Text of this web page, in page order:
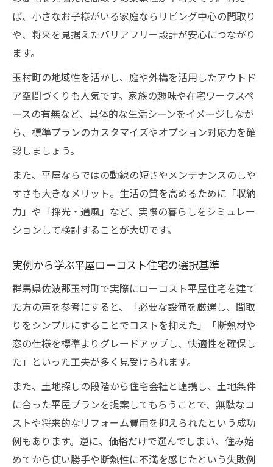
ば、小さなお子様がいる家庭ならリビング中心の間取り
や、将来を見据えたバリアフリー設計が安心につながり
ます。
玉村町の地域性を活かし、庭や外構を活用したアウトド
ア空間づくりも人気です。家族の趣味や在宅ワークスペ
ースの有無など、具体的な生活シーンをイメージしなが
ら、標準プランのカスタマイズやオプション対応力を確
認しましょう。
また、平屋ならではの動線の短さやメンテナンスのしや
すさも大きなメリット。生活の質を高めるために「収納
力」や「採光・通風」など、実際の暮らしをシミュレー
ションして検討することが大切です。
実例から学ぶ平屋ローコスト住宅の選択基準
群馬県佐波郡玉村町で実際にローコスト平屋住宅を建て
た方の声を参考にすると、「必要な設備を厳選し、間取
りをシンプルにすることでコストを抑えた」「断熱材や
窓の仕様を標準よりグレードアップし、快適性を確保し
た」といった工夫が多く見受けられます。
また、土地探しの段階から住宅会社と連携し、土地条件
に合った平屋プランを提案してもらうことで、無駄なコ
ストや将来的なリフォーム費用を抑えられたという成功
例もあります。逆に、価格だけで選んでしまい、住み始
めてから使い勝手や断熱性に不満を感じたという失敗例